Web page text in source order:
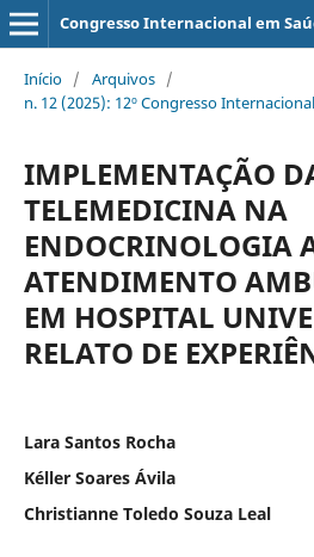
Congresso Internacional em
Início / Arquivos /
n. 12 (2025): 12º Congresso
IMPLEMENTAÇÃO
TELEMEDICINA NA
ENDOCRINOLOGIA
ATENDIMENTO
EM HOSPITAL
RELATO DE
Lara Santos Rocha
Kéller Soares Ávila
Christianne Toledo Souza Leal